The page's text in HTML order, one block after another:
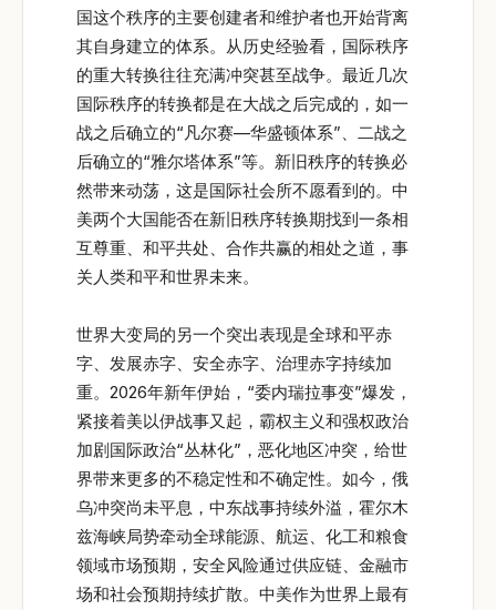
国这个秩序的主要创建者和维护者也开始背离
其自身建立的体系。从历史经验看，国际秩序
的重大转换往往充满冲突甚至战争。最近几次
国际秩序的转换都是在大战之后完成的，如一
战之后确立的“凡尔赛—华盛顿体系”、二战之
后确立的“雅尔塔体系”等。新旧秩序的转换必
然带来动荡，这是国际社会所不愿看到的。中
美两个大国能否在新旧秩序转换期找到一条相
互尊重、和平共处、合作共赢的相处之道，事
关人类和平和世界未来。
世界大变局的另一个突出表现是全球和平赤
字、发展赤字、安全赤字、治理赤字持续加
重。2026年新年伊始，“委内瑞拉事变”爆发，
紧接着美以伊战事又起，霸权主义和强权政治
加剧国际政治“丛林化”，恶化地区冲突，给世
界带来更多的不稳定性和不确定性。如今，俄
乌冲突尚未平息，中东战事持续外溢，霍尔木
兹海峡局势牵动全球能源、航运、化工和粮食
领域市场预期，安全风险通过供应链、金融市
场和社会预期持续扩散。中美作为世界上最有